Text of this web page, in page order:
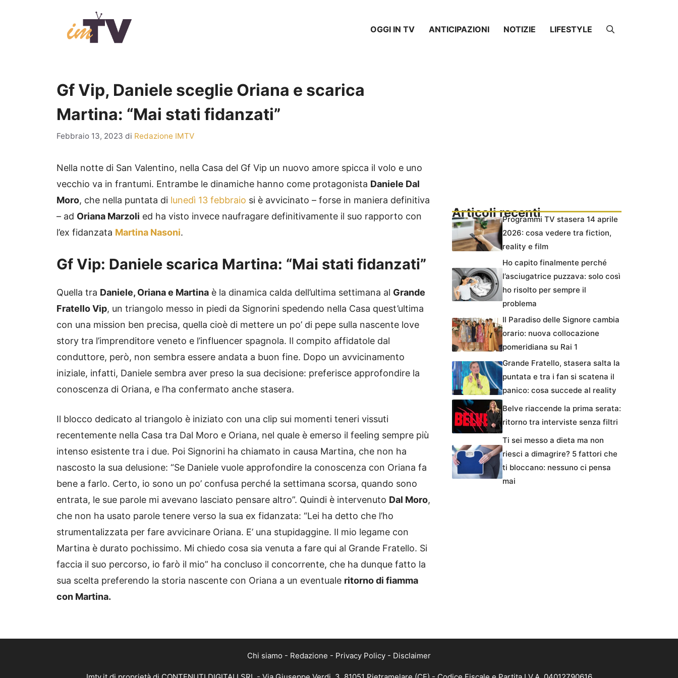
OGGI IN TV ANTICIPAZIONI NOTIZIE LIFESTYLE
Gf Vip, Daniele sceglie Oriana e scarica
Martina: “Mai stati fidanzati”
Febbraio 13, 2023 di Redazione IMTV
Nella notte di San Valentino, nella Casa del Gf Vip un nuovo amore spicca il volo e uno
vecchio va in frantumi. Entrambe le dinamiche hanno come protagonista Daniele Dal
Moro, che nella puntata di lunedì 13 febbraio si è avvicinato – forse in maniera definitiva
– ad Oriana Marzoli ed ha visto invece naufragare definitivamente il suo rapporto con
l’ex fidanzata Martina Nasoni.
Gf Vip: Daniele scarica Martina: “Mai stati fidanzati”
Quella tra Daniele, Oriana e Martina è la dinamica calda dell’ultima settimana al Grande
Fratello Vip, un triangolo messo in piedi da Signorini spedendo nella Casa quest’ultima
con una mission ben precisa, quella cioè di mettere un po’ di pepe sulla nascente love
story tra l’imprenditore veneto e l’influencer spagnola. Il compito affidatole dal
conduttore, però, non sembra essere andata a buon fine. Dopo un avvicinamento
iniziale, infatti, Daniele sembra aver preso la sua decisione: preferisce approfondire la
conoscenza di Oriana, e l’ha confermato anche stasera.
Il blocco dedicato al triangolo è iniziato con una clip sui momenti teneri vissuti
recentemente nella Casa tra Dal Moro e Oriana, nel quale è emerso il feeling sempre più
intenso esistente tra i due. Poi Signorini ha chiamato in causa Martina, che non ha
nascosto la sua delusione: “Se Daniele vuole approfondire la conoscenza con Oriana fa
bene a farlo. Certo, io sono un po’ confusa perché la settimana scorsa, quando sono
entrata, le sue parole mi avevano lasciato pensare altro”. Quindi è intervenuto Dal Moro,
che non ha usato parole tenere verso la sua ex fidanzata: “Lei ha detto che l’ho
strumentalizzata per fare avvicinare Oriana. E’ una stupidaggine. Il mio legame con
Martina è durato pochissimo. Mi chiedo cosa sia venuta a fare qui al Grande Fratello. Si
faccia il suo percorso, io farò il mio” ha concluso il concorrente, che ha dunque fatto la
sua scelta preferendo la storia nascente con Oriana a un eventuale ritorno di fiamma
con Martina.
Articoli recentiProgrammi TV stasera 14 aprile
2026: cosa vedere tra fiction,
reality e film
Ho capito finalmente perché
l’asciugatrice puzzava: solo così
ho risolto per sempre il
problema
Il Paradiso delle Signore cambia
orario: nuova collocazione
pomeridiana su Rai 1
Grande Fratello, stasera salta la
puntata e tra i fan si scatena il
panico: cosa succede al reality
Belve riaccende la prima serata:
ritorno tra interviste senza filtri
Ti sei messo a dieta ma non
riesci a dimagrire? 5 fattori che
ti bloccano: nessuno ci pensa
mai
Chi siamo - Redazione - Privacy Policy - Disclaimer